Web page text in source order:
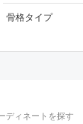
ベースメイク
フレグランス
骨格タイプ
ディネートを探す